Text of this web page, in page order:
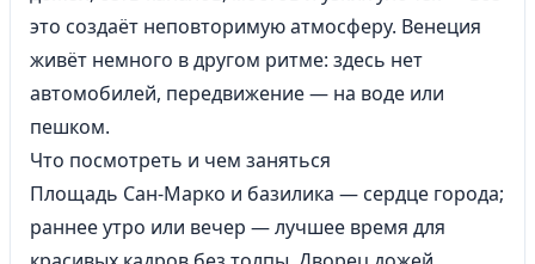
это создаёт неповторимую атмосферу. Венеция
живёт немного в другом ритме: здесь нет
автомобилей, передвижение — на воде или
пешком.
Что посмотреть и чем заняться
Площадь Сан-Марко и базилика — сердце города;
раннее утро или вечер — лучшее время для